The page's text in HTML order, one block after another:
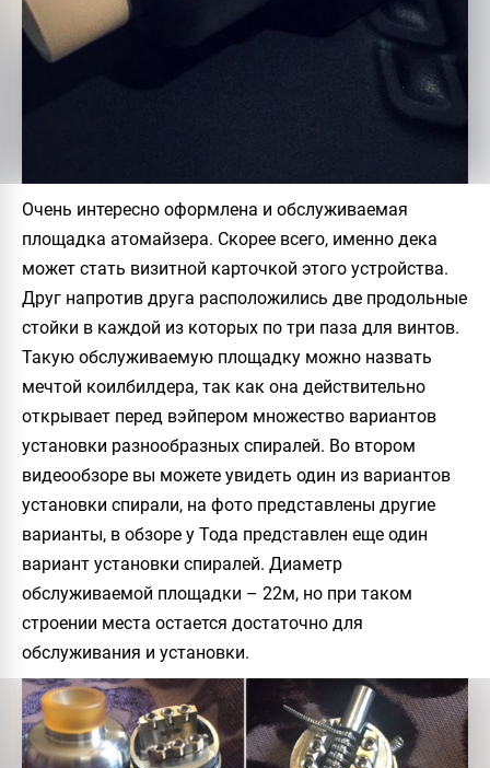
Очень интересно оформлена и обслуживаемая
площадка атомайзера. Скорее всего, именно дека
может стать визитной карточкой этого устройства.
Друг напротив друга расположились две продольные
стойки в каждой из которых по три паза для винтов.
Такую обслуживаемую площадку можно назвать
мечтой коилбилдера, так как она действительно
открывает перед вэйпером множество вариантов
установки разнообразных спиралей. Во втором
видеообзоре вы можете увидеть один из вариантов
установки спирали, на фото представлены другие
варианты, в обзоре у Тода представлен еще один
вариант установки спиралей. Диаметр
обслуживаемой площадки – 22м, но при таком
строении места остается достаточно для
обслуживания и установки.